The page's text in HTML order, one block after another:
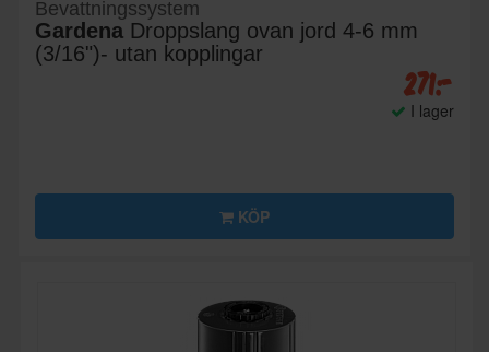
Bevattningssystem
Gardena Droppslang ovan jord 4-6 mm
(3/16")- utan kopplingar
271:-
I lager
KÖP